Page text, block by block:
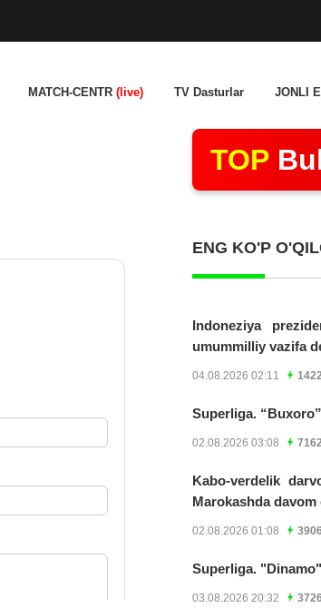
MATCH-CENTR (live) TV Dasturlar JONLI
TOP
ENG KO'P
Indoneziya
umummilliy vazifa
04.08.2026 02:11
Superliga.
02.08.2026 03:08 7162
Kabo-verdelik
Marokashda
02.08.2026 01:08 3906
Superliga.
03.08.2026 20:32 3726